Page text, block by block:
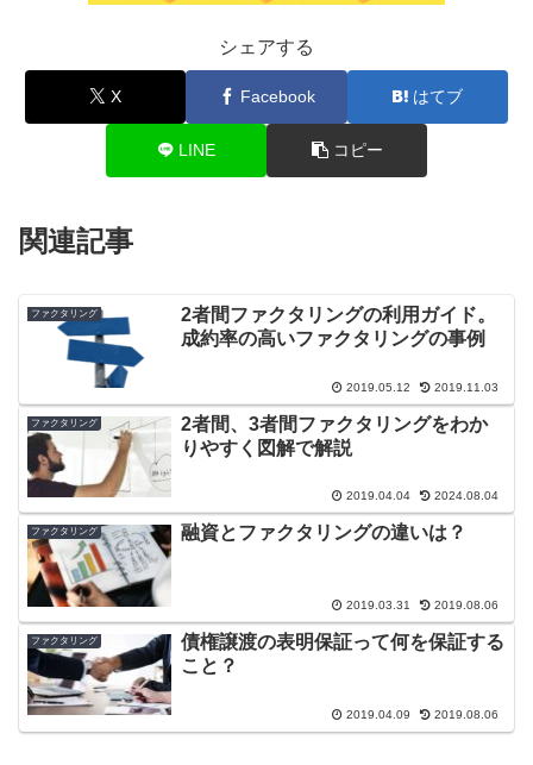
シェアする
X Facebook はてブ
LINE コピー
関連記事
ファクタリング
2者間ファクタリングの利用ガイド。
成約率の高いファクタリングの事例
2019.05.12 2019.11.03
ファクタリング
2者間、3者間ファクタリングをわか
りやすく図解で解説
2019.04.04 2024.08.04
ファクタリング 融資とファクタリングの違いは？
2019.03.31 2019.08.06
ファクタリング
債権譲渡の表明保証って何を保証する
こと？
2019.04.09 2019.08.06